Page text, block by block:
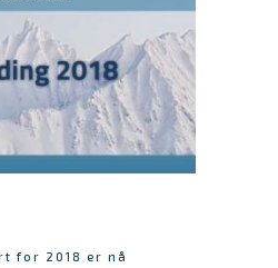
for 2018 er nå